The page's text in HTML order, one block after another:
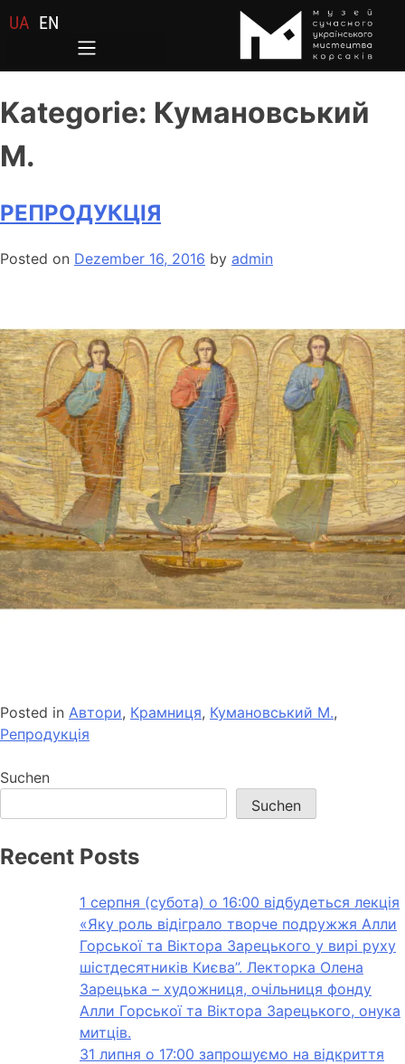
UA EN
Kategorie: Кумановський
М.
РЕПРОДУКЦІЯ
Posted on Dezember 16, 2016 by admin
Posted in Автори, Крамниця, Кумановський М.,
Репродукція
Suchen
Suchen
Recent Posts
1 серпня (субота) о 16:00 відбудеться лекція
«Яку роль відіграло творче подружжя Алли
Горської та Віктора Зарецького у вирі руху
шістдесятників Києва”. Лекторка Олена
Зарецька – художниця, очільниця фонду
Алли Горської та Віктора Зарецького, онука
митців.
31 липня о 17:00 запрошуємо на відкриття